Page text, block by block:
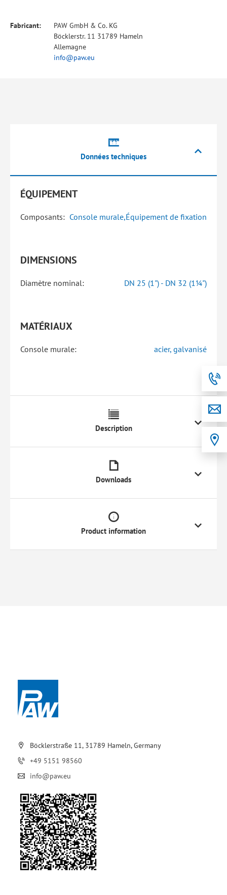
Fabricant:
PAW GmbH & Co. KG
Böcklerstr. 11 31789 Hameln
Allemagne
info@paw.eu
Données techniques
ÉQUIPEMENT
Composants: Console murale,Équipement de fixation
DIMENSIONS
Diamètre nominal: DN 25 (1") - DN 32 (1¼")
MATÉRIAUX
Console murale: acier, galvanisé
Description
Downloads
Product information
Böcklerstraße 11, 31789 Hameln, Germany
+49 5151 98560
info@paw.eu